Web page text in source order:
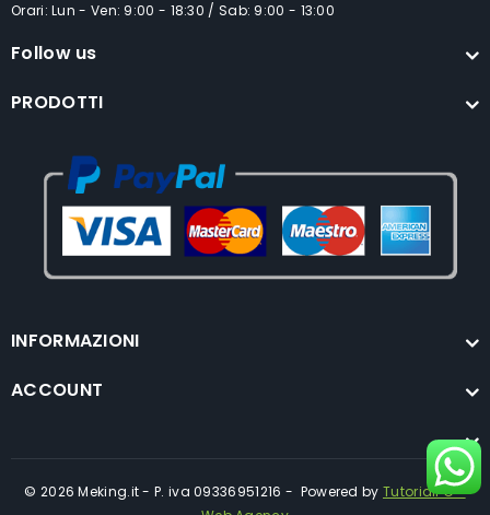
Orari: Lun - Ven: 9:00 - 18:30 / Sab: 9:00 - 13:00
Follow us
PRODOTTI
INFORMAZIONI
ACCOUNT
© 2026 Meking.it - P. iva 09336951216 - Powered by TutorialPC -